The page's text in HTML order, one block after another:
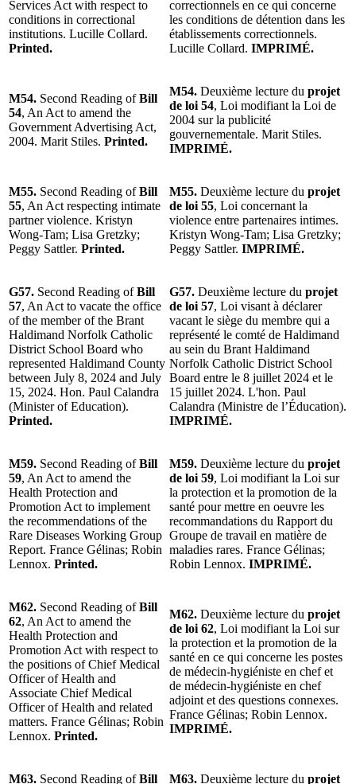
Services Act with respect to
conditions in correctional
institutions. Lucille Collard.
Printed.
correctionnels en ce qui concerne
les conditions de détention dans les
établissements correctionnels.
Lucille Collard. IMPRIMÉ.
M54. Second Reading ofBill
54, An Act to amend the
Government Advertising Act,
2004. Marit Stiles. Printed.
M54. Deuxième lecture du projet
de loi 54, Loi modifiant la Loi de
2004 sur la publicité
gouvernementale. Marit Stiles.
IMPRIMÉ.
M55. Second Reading ofBill
55, An Act respecting intimate
partner violence. Kristyn
Wong-Tam; Lisa Gretzky;
Peggy Sattler. Printed.
M55. Deuxième lecture du projet
de loi 55, Loi concernant la
violence entre partenaires intimes.
Kristyn Wong-Tam; Lisa Gretzky;
Peggy Sattler. IMPRIMÉ.
G57. Second Reading ofBill
57, An Act to vacate the office
of the member of the Brant
Haldimand Norfolk Catholic
District School Board who
represented Haldimand County
between July 8, 2024 and July
15, 2024. Hon. Paul Calandra
(Minister of Education).
Printed.
G57. Deuxième lecture du projet
de loi 57, Loi visant à déclarer
vacant le siège du membre qui a
représenté le comté de Haldimand
au sein du Brant Haldimand
Norfolk Catholic District School
Board entre le 8 juillet 2024 et le
15 juillet 2024. L'hon. Paul
Calandra (Ministre de l’Éducation).
IMPRIMÉ.
M59. Second Reading ofBill
59, An Act to amend the
Health Protection and
Promotion Act to implement
the recommendations of the
Rare Diseases Working Group
Report. France Gélinas; Robin
Lennox. Printed.
M59. Deuxième lecture du projet
de loi 59, Loi modifiant la Loi sur
la protection et la promotion de la
santé pour mettre en oeuvre les
recommandations du Rapport du
Groupe de travail en matière de
maladies rares. France Gélinas;
Robin Lennox. IMPRIMÉ.
M62. Second Reading ofBill
62, An Act to amend the
Health Protection and
Promotion Act with respect to
the positions of Chief Medical
Officer of Health and
Associate Chief Medical
Officer of Health and related
matters. France Gélinas; Robin
Lennox. Printed.
M62. Deuxième lecture du projet
de loi 62, Loi modifiant la Loi sur
la protection et la promotion de la
santé en ce qui concerne les postes
de médecin-hygiéniste en chef et
de médecin-hygiéniste en chef
adjoint et des questions connexes.
France Gélinas; Robin Lennox.
IMPRIMÉ.
M63. Second Reading ofBill
M63. Deuxième lecture du projet